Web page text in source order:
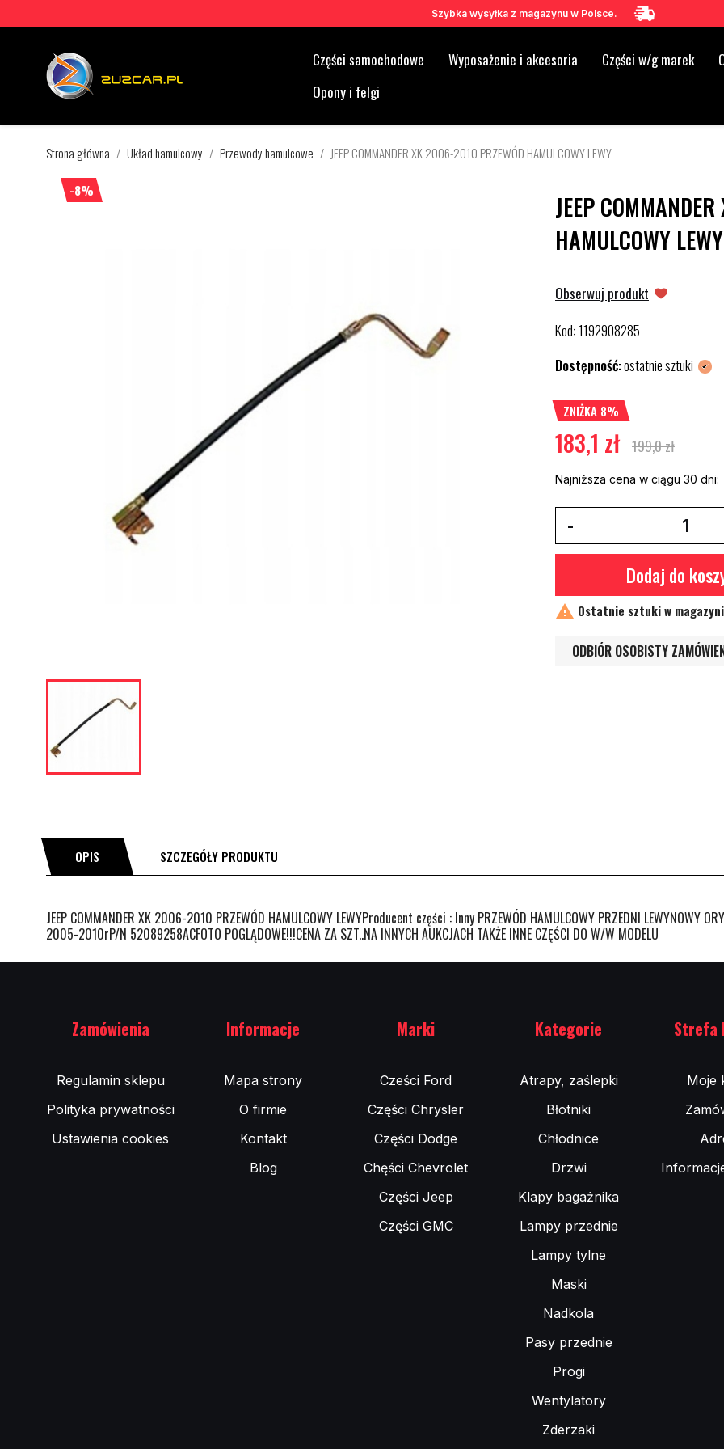
Szybka wysyłka z magazynu w Polsce.
Części samochodowe Wyposażenie i akcesoria Części w/g marek
Opony i felgi
Strona główna Układ hamulcowy Przewody hamulcowe JEEP COMMANDER XK 2006-2010 PRZEWÓD HAMULCOWY LEWY
-8%
JEEP
HAMULCOWY LEWY
Obserwuj produkt
Kod:1192908285
Dostępność:ostatnie sztuki
ZNIŻKA 8%
183,1 zł 199,0 zł
Najniższa cena w ciągu 30 dni:
Dodaj do
 Ostatnie sztuki w
ODBIÓR OSOBISTY
OPIS SZCZEGÓŁY PRODUKTU
JEEP COMMANDER XK 2006-2010 PRZEWÓD HAMULCOWY LEWYProducent części : Inny PRZEWÓD HAMULCOWY PRZEDNI LEWYNOWY
2005-2010rP/N 52089258ACFOTO POGLĄDOWE!!!CENA ZA SZT..NA INNYCH AUKCJACH TAKŻE INNE CZĘŚCI DO W/W MODELU
Zamówienia
Regulamin sklepu
Polityka prywatności
Ustawienia cookies
Informacje
Mapa strony
O firmie
Kontakt
Blog
Marki
Cześci Ford
Części Chrysler
Części Dodge
Chęści Chevrolet
Części Jeep
Części GMC
Kategorie
Atrapy, zaślepki
Błotniki
Chłodnice
Drzwi
Klapy bagażnika
Lampy przednie
Lampy tylne
Maski
Nadkola
Pasy przednie
Progi
Wentylatory
Zderzaki
Strefa
Moje